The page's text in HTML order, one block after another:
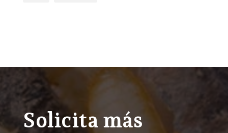
Solicita más